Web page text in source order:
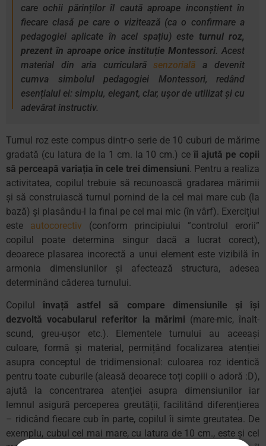
care ochii părinților îl caută aproape inconștient în
fiecare clasă pe care o vizitează (ca o confirmare a
pedagogiei aplicate în acel spațiu) este turnul roz,
prezent în aproape orice instituție Montessori. Acest
material din aria curricularăsenzorială a devenit
cumva simbolul pedagogiei Montessori, redând
esențialul ei: simplu, elegant, clar, ușor de utilizat și cu
adevărat instructiv.
Turnul roz este compus dintr-o serie de 10 cuburi de mărime
gradată (cu latura de la 1 cm. la 10 cm.) ceîi ajută pe copii
să perceapă variația în cele trei dimensiuni. Pentru a realiza
activitatea, copilul trebuie să recunoască gradarea mărimii
și să construiască turnul pornind de la cel mai mare cub (la
bază) și plasându-l la final pe cel mai mic (în vârf). Exercițiul
este autocorectiv (conform principiului ”controlul erorii”
copilul poate determina singur dacă a lucrat corect),
deoarece plasarea incorectă a unui element este vizibilă în
armonia dimensiunilor și afectează structura, adesea
determinând căderea turnului.
Copilul
învață astfel să compare dimensiunile și își
dezvoltă vocabularul referitor la mărimi (mare-mic, înalt-
scund, greu-ușor etc.). Elementele turnului au aceeași
culoare, formă și material, permițând focalizarea atenției
asupra conceptul de tridimensional: culoarea roz identică
pentru toate cuburile (aleasă deoarece toți copiii o adoră :D),
ajută la concentrarea atenției asupra dimensiunilor iar
lemnul asigură perceperea greutății, facilitând diferențierea
– ridicând fiecare cub în parte, copilul îi simte greutatea. De
exemplu, cubul cel mai mare, cu latura de 10 cm., este și cel